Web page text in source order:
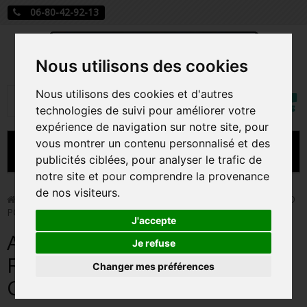
Nous utilisons des cookies
Nous utilisons des cookies et d'autres
technologies de suivi pour améliorer votre
expérience de navigation sur notre site, pour
vous montrer un contenu personnalisé et des
publicités ciblées, pour analyser le trafic de
notre site et pour comprendre la provenance
de nos visiteurs.
J'accepte
Je refuse
Changer mes préférences
06-80-42-92-13
Rechercher
Mon
MENU
CARTE A JOUER
PRÉCOMMANDE FIGURINES POP
FIGURINES POP MANGA
FIGURINES POP DISNEY
FIGURINES POP MARVEL
Funko Pop! > ANGUS YOUNG / ACDC / FIGURINE FUNKO
POP / CHASE
ANGUS YOUNG / ACDC /
FIGURINE FUNKO POP /
CHASE